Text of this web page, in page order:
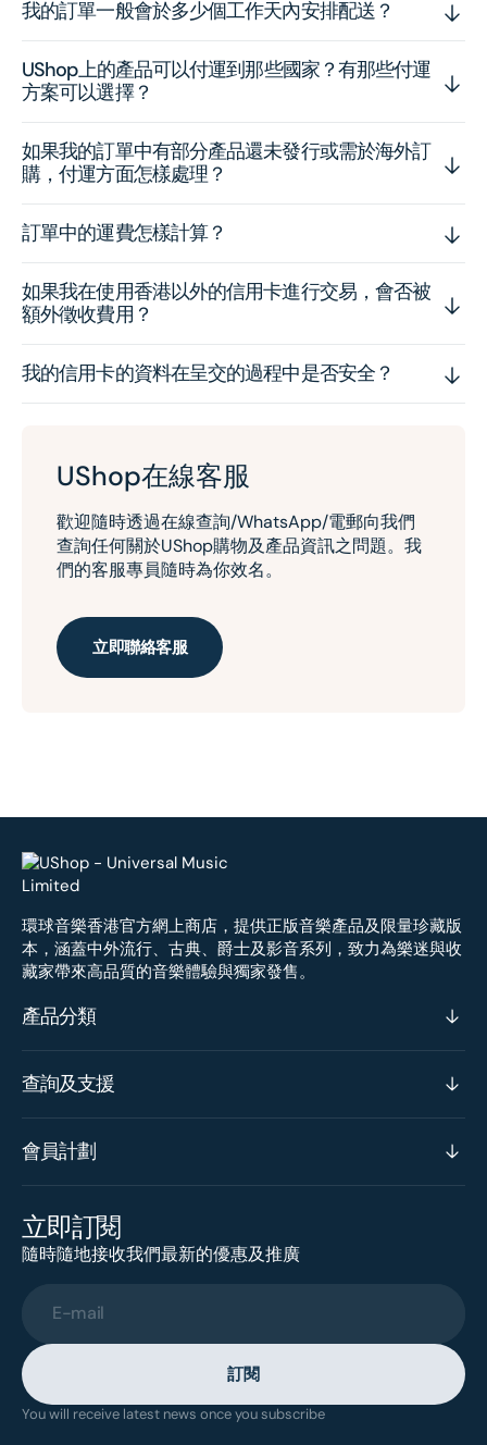
我的訂單一般會於多少個工作天內安排配送？
UShop上的產品可以付運到那些國家？有那些付運
方案可以選擇？
如果我的訂單中有部分產品還未發行或需於海外訂
購，付運方面怎樣處理？
訂單中的運費怎樣計算？
如果我在使用香港以外的信用卡進行交易，會否被
額外徵收費用？
我的信用卡的資料在呈交的過程中是否安全？
UShop在線客服
歡迎隨時透過在線查詢/WhatsApp/電郵向我們
查詢任何關於UShop購物及產品資訊之問題。我
們的客服專員隨時為你效名。
立即聯絡客服
環球音樂香港官方網上商店，提供正版音樂產品及限量珍藏版
本，涵蓋中外流行、古典、爵士及影音系列，致力為樂迷與收
藏家帶來高品質的音樂體驗與獨家發售。
產品分類
查詢及支援
會員計劃
立即訂閱
隨時隨地接收我們最新的優惠及推廣
E-mail
訂閱
You will receive latest news once you subscribe